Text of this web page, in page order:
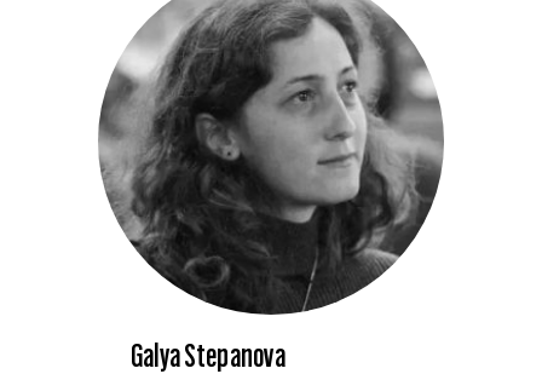
Galya Stepanova